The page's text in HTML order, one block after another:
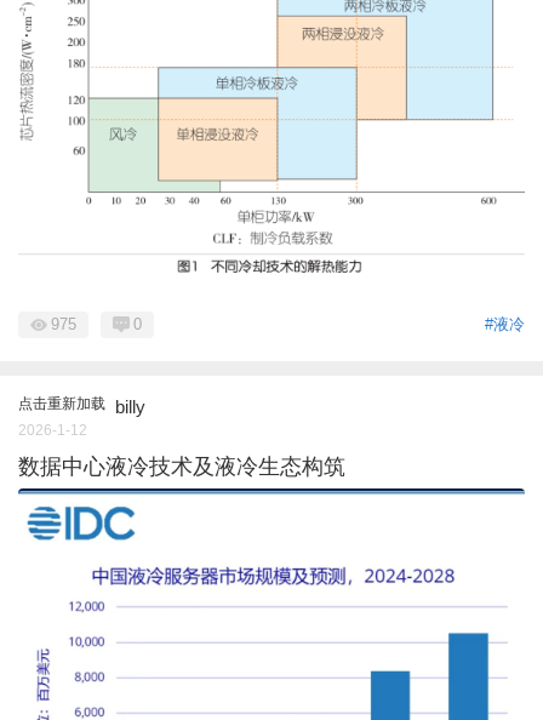
#液冷
975 0
点击重新加载 billy
2026-1-12
数据中心液冷技术及液冷生态构筑